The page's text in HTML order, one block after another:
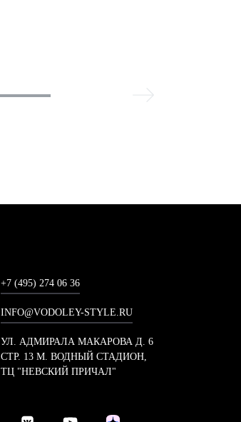
+7 (495) 274 06 36
INFO@VODOLEY-STYLE.RU
УЛ. АДМИРАЛА МАКАРОВА Д. 6
СТР. 13 М. ВОДНЫЙ СТАДИОН,
ТЦ "НЕВСКИЙ ПРИЧАЛ"